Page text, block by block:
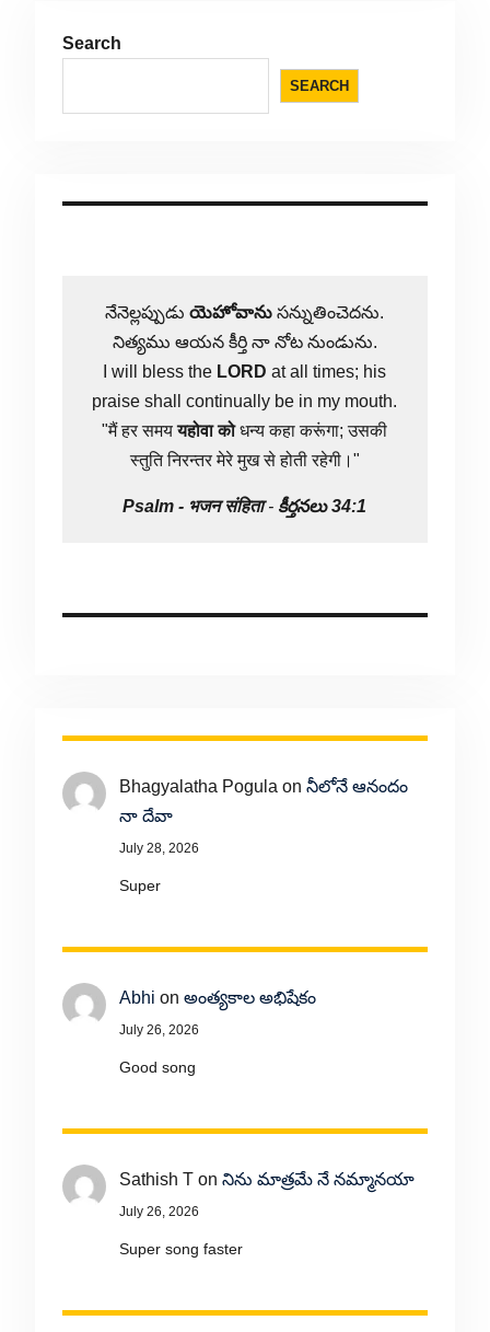
Search
SEARCH
నేనెల్లప్పుడుయెహోవాను సన్నుతించెదను.
నిత్యము ఆయన కీర్తి నా నోట నుండును.
I will bless the LORD at all times; his
praise shall continually be in my mouth.
"मैं हर समययहोवा कोधन्य कहा करूंगा; उसकी
स्तुति निरन्तर मेरे मुख से होती रहेगी।"
Psalm - भजन संहिता- కీర్తనలు 34:1
Bhagyalatha Pogula on నీలోనే ఆనందం
నా దేవా
July 28, 2026
Super
Abhi on అంత్యకాల అభిషేకం
July 26, 2026
Good song
Sathish Ton నిను మాత్రమే నే నమ్మానయా
July 26, 2026
Super song faster